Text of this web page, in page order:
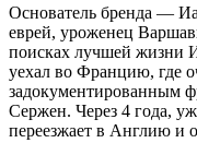
Основатель бренда —
еврей, уроженец
поисках лучшей жизни
уехал во Францию, где
задокументированным
Сержен. Через 4 года,
переезжает в Англию и